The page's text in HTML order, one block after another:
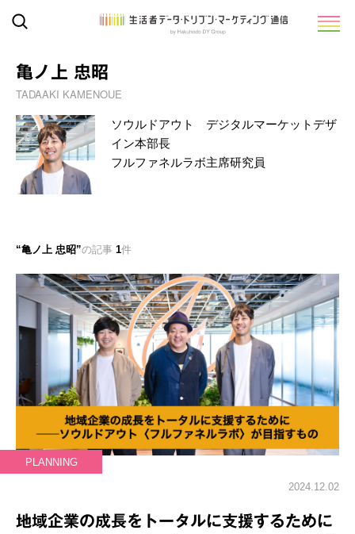
亀ノ上 忠昭
TADAAKI KAMENOUE
ソウルドアウト デジタルマーケットデザ
イン本部長
フルファネルラボ主席研究員
亀ノ上 忠昭 の記事 1件
PLANNING
2024.12.02
地域企業の成長をトータルに支援するために